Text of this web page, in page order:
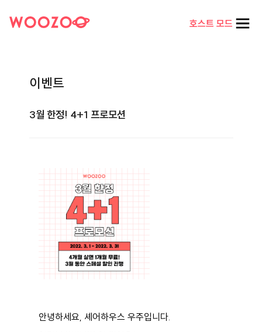
호스트 모드
이벤트
3월 한정! 4+1 프로모션
안녕하세요, 셰어하우스 우주입니다.